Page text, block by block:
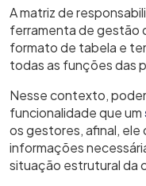
A matriz de
ferramenta de gestão
formato de tabela e
todas as funções das
Nesse contexto,
funcionalidade que um
os gestores, afinal,
informações
situação estrutural da